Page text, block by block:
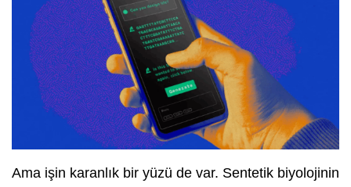
Ama işin karanlık bir yüzü de var. Sentetik biyolojinin